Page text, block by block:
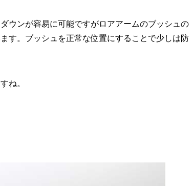
ウンが容易に可能ですがロアアームのブッシュの
す。ブッシュを正常な位置にすることで少しは防
ね。